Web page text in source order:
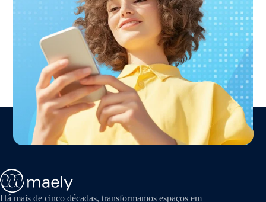
Há mais de cinco décadas, transformamos espaços em